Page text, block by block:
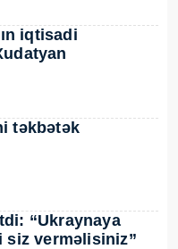
iqtisadi
təkbətək
“Ukraynaya
siz verməlisiniz”